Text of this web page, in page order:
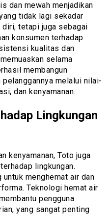
dan mewah menjadikan
tidak lagi sekadar
tetapi juga sebagai
konsumen terhadap
kualitas dan
selama
membangun
pelanggannya melalui nilai-
dan kenyamanan.
Lingkungan
kenyamanan, Toto juga
lingkungan.
untuk menghemat air dan
Teknologi hemat air
pengguna
yang sangat penting